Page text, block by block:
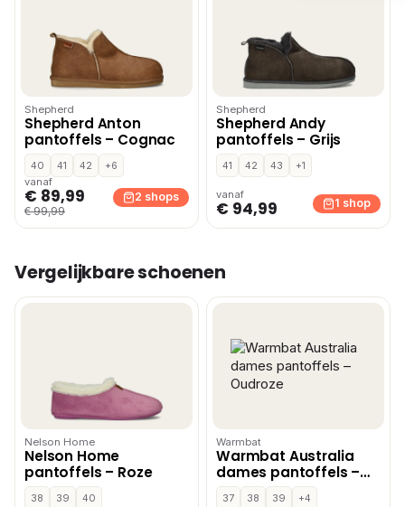
Shepherd
Shepherd Anton
pantoffels – Cognac
40 41 42
+6
vanaf
€ 89,99
€ 99,99
2 shops
Shepherd
Shepherd Andy
pantoffels – Grijs
41 42 43 +1
vanaf
€ 94,99 1 shop
Vergelijkbare schoenen
Nelson Home
Nelson Home
pantoffels – Roze
38 39
40
Warmbat
Warmbat Australia
dames pantoffels –
Oudroze
37 38 39
+4